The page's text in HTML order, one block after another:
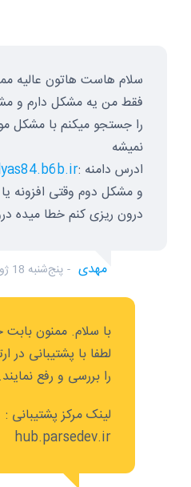
سلام هاست هاتون عالیه
فقط من یه مشکل دارم و
را جستجو میکنم با مشکل
نمیشه
ادرس دامنه :
و مشکل دوم وقتی افزونه
درون ریزی کنم خطا میده
مهدی پنج‌شنبه 18 ژوئن 2020
با سلام. ممنون بابت
لطفا با پشتیبانی در
را بررسی و رفع نمایند.
لینک مرکز پشتیبانی :
hub.parsedev.ir